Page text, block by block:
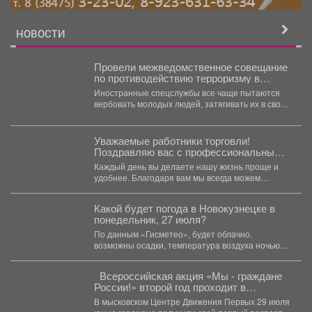
НОВОСТИ
Провели межведомственное совещание
по противодействию терроризму в
информационной сфере.
Иностранные спецслужбы все чаще пытаются
вербовать молодых людей, затягивать их в свои
Уважаемые работники торговли!
Поздравляю вас с профессиональным
праздником!
Каждый день вы делаете нашу жизнь проще и
удобнее. Благодаря вам мы всегда можем
Какой будет погода в Новокузнецке в
понедельник, 27 июля?
По данным «Гисметео», будет облачно,
возможны осадки, температура воздуха ночью
Всероссийская акция «Мы - граждане
России!» второй год проходит в
Библиотеке
В мысковском Центре Движения Первых 29 июля